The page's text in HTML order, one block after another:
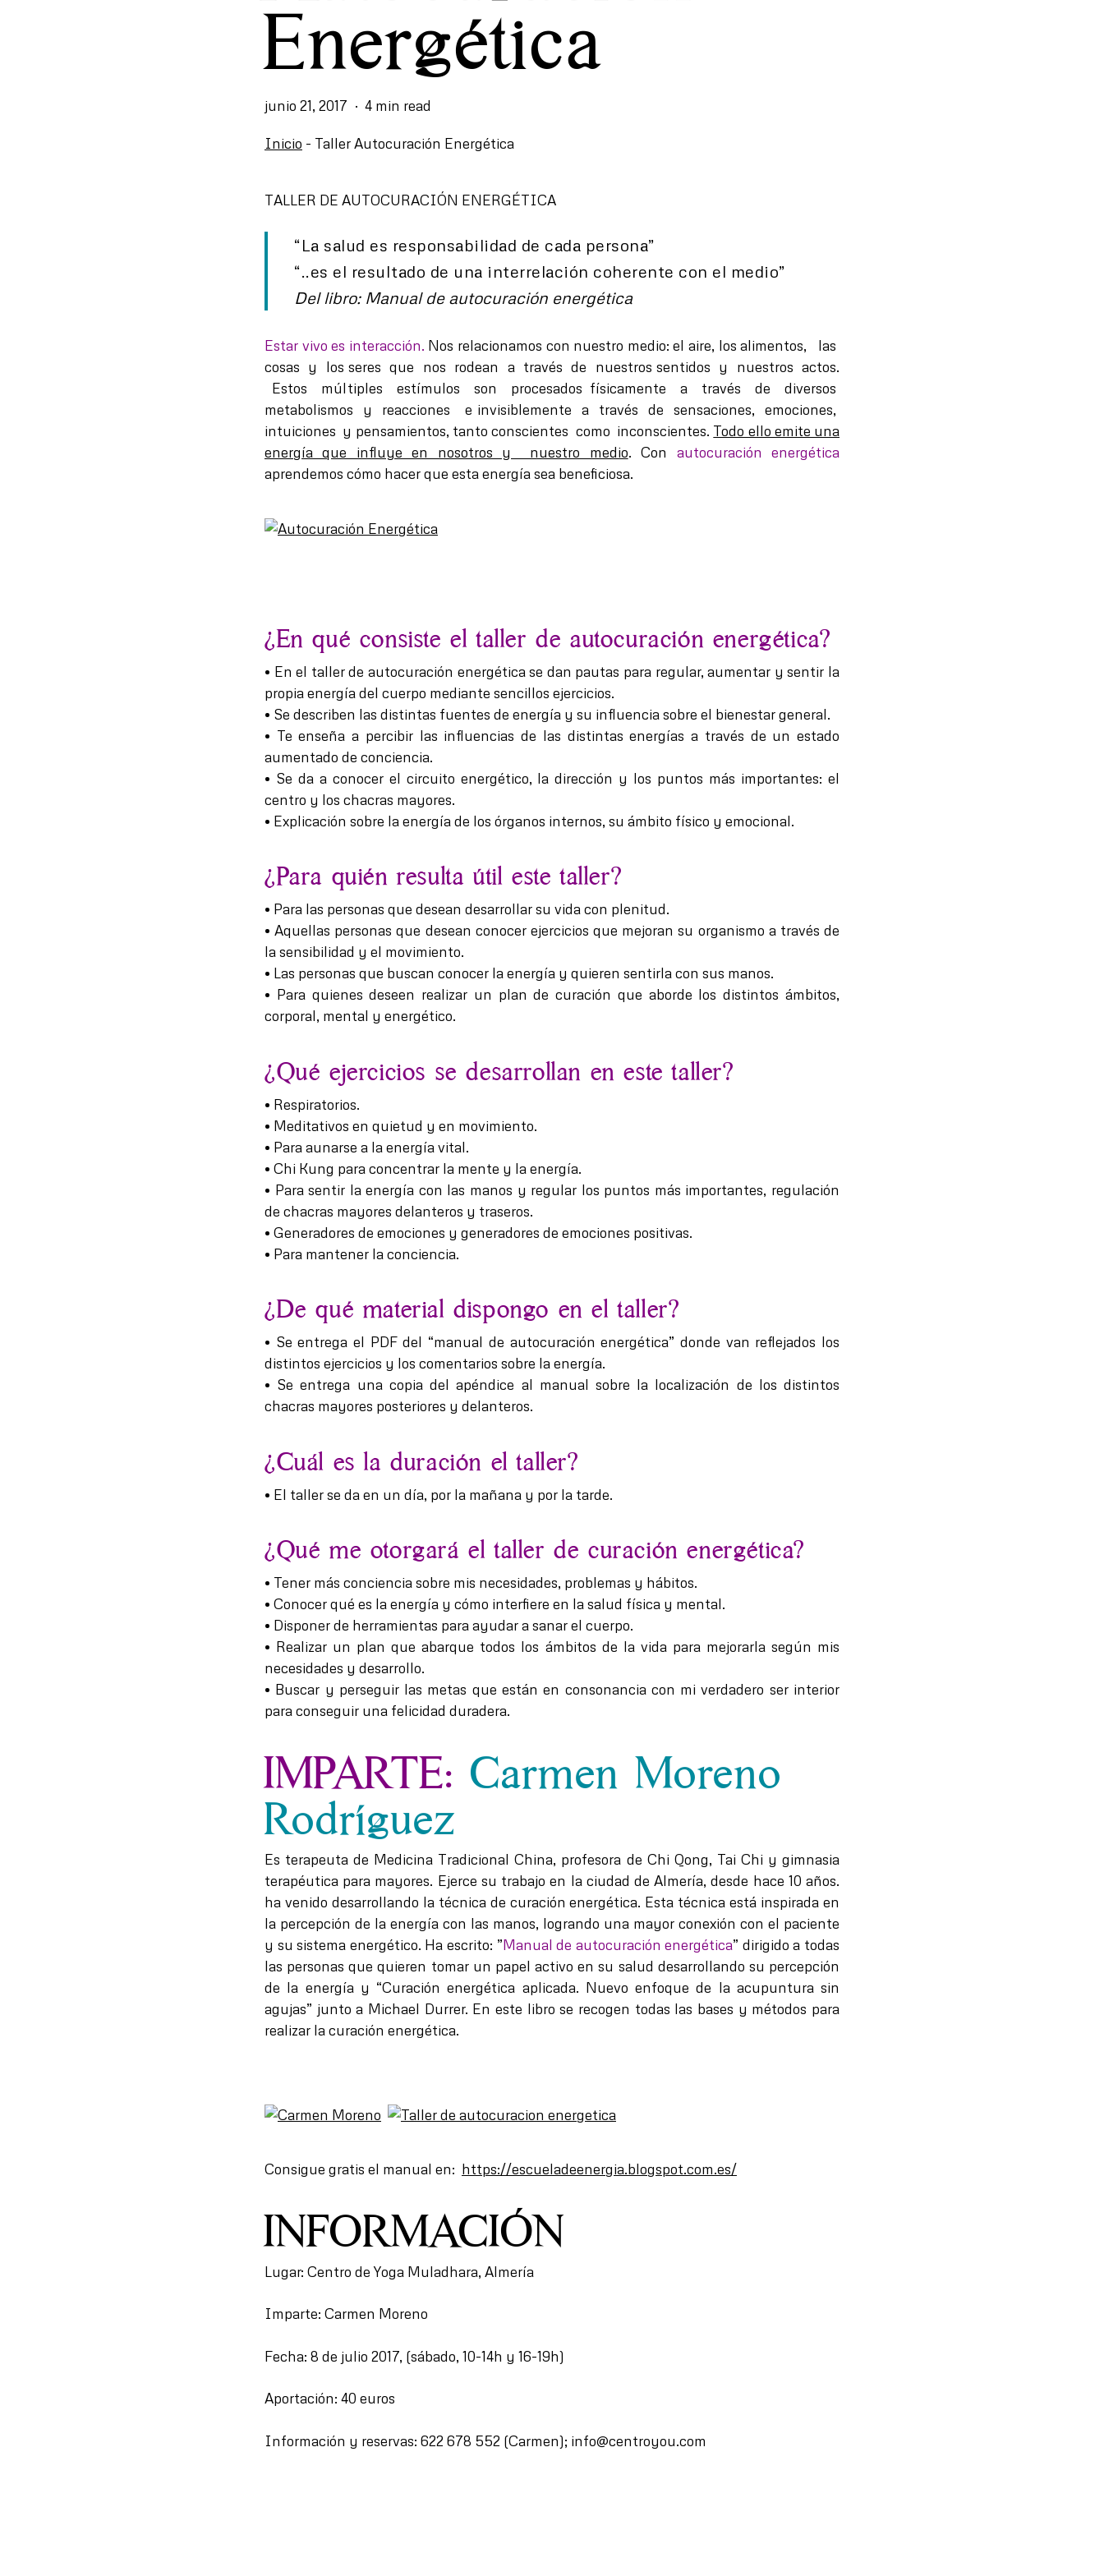
Energética
junio 21, 2017 4 min read
Inicio - Taller Autocuración Energética
TALLER DE AUTOCURACIÓN ENERGÉTICA
“La salud es responsabilidad de cada persona”
“..es el resultado de una interrelación coherente con el medio”
Del libro: Manual de autocuración energética
Estar vivo es interacción. Nos relacionamos con nuestro medio: el aire, los alimentos, las
cosas y los seres que nos rodean a través de nuestros sentidos y nuestros actos.
Estos múltiples estímulos son procesados físicamente a través de diversos
metabolismos y reacciones e invisiblemente a través de sensaciones, emociones,
intuiciones y pensamientos, tanto conscientes como inconscientes. Todo ello emite una
energía que influye en nosotros y nuestro medio. Con autocuración energética
aprendemos cómo hacer que esta energía sea beneficiosa.
¿En qué consiste el taller de autocuración energética?
• En el taller de autocuración energética se dan pautas para regular, aumentar y sentir la
propia energía del cuerpo mediante sencillos ejercicios.
• Se describen las distintas fuentes de energía y su influencia sobre el bienestar general.
• Te enseña a percibir las influencias de las distintas energías a través de un estado
aumentado de conciencia.
• Se da a conocer el circuito energético, la dirección y los puntos más importantes: el
centro y los chacras mayores.
• Explicación sobre la energía de los órganos internos, su ámbito físico y emocional.
¿Para quién resulta útil este taller?
• Para las personas que desean desarrollar su vida con plenitud.
• Aquellas personas que desean conocer ejercicios que mejoran su organismo a través de
la sensibilidad y el movimiento.
• Las personas que buscan conocer la energía y quieren sentirla con sus manos.
• Para quienes deseen realizar un plan de curación que aborde los distintos ámbitos,
corporal, mental y energético.
¿Qué ejercicios se desarrollan en este taller?
• Respiratorios.
• Meditativos en quietud y en movimiento.
• Para aunarse a la energía vital.
• Chi Kung para concentrar la mente y la energía.
• Para sentir la energía con las manos y regular los puntos más importantes, regulación
de chacras mayores delanteros y traseros.
• Generadores de emociones y generadores de emociones positivas.
• Para mantener la conciencia.
¿De qué material dispongo en el taller?
• Se entrega el PDF del “manual de autocuración energética” donde van reflejados los
distintos ejercicios y los comentarios sobre la energía.
• Se entrega una copia del apéndice al manual sobre la localización de los distintos
chacras mayores posteriores y delanteros.
¿Cuál es la duración el taller?
• El taller se da en un día, por la mañana y por la tarde.
¿Qué me otorgará el taller de curación energética?
• Tener más conciencia sobre mis necesidades, problemas y hábitos.
• Conocer qué es la energía y cómo interfiere en la salud física y mental.
• Disponer de herramientas para ayudar a sanar el cuerpo.
• Realizar un plan que abarque todos los ámbitos de la vida para mejorarla según mis
necesidades y desarrollo.
• Buscar y perseguir las metas que están en consonancia con mi verdadero ser interior
para conseguir una felicidad duradera.
IMPARTE: Carmen Moreno
Rodríguez
Es terapeuta de Medicina Tradicional China, profesora de Chi Qong, Tai Chi y gimnasia
terapéutica para mayores. Ejerce su trabajo en la ciudad de Almería, desde hace 10 años.
ha venido desarrollando la técnica de curación energética. Esta técnica está inspirada en
la percepción de la energía con las manos, logrando una mayor conexión con el paciente
y su sistema energético. Ha escrito: ”Manual de autocuración energética” dirigido a todas
las personas que quieren tomar un papel activo en su salud desarrollando su percepción
de la energía y “Curación energética aplicada. Nuevo enfoque de la acupuntura sin
agujas” junto a Michael Durrer. En este libro se recogen todas las bases y métodos para
realizar la curación energética.
Consigue gratis el manual en: https://escueladeenergia.blogspot.com.es/
INFORMACIÓN
Lugar: Centro de Yoga Muladhara, Almería
Imparte: Carmen Moreno
Fecha: 8 de julio 2017, (sábado, 10-14h y 16-19h)
Aportación: 40 euros
Información y reservas: 622 678 552 (Carmen); info@centroyou.com